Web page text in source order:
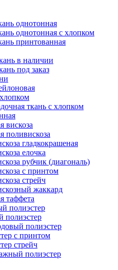
однотонная
однотонная с хлопком
принтованная
в наличии
под заказ
ткань с хлопком
вискоза
поливискоза
гладкокрашеная
елочка
рубчик (диагональ)
с принтом
стрейч
жаккард
таффета
полиэстер
полиэстер
полиэстер
с принтом
стрейч
полиэстер